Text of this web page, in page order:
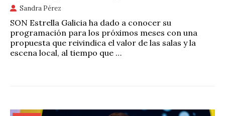
Sandra Pérez
SON Estrella Galicia ha dado a conocer su
programación para los próximos meses con una
propuesta que reivindica el valor de las salas y la
escena local, al tiempo que …